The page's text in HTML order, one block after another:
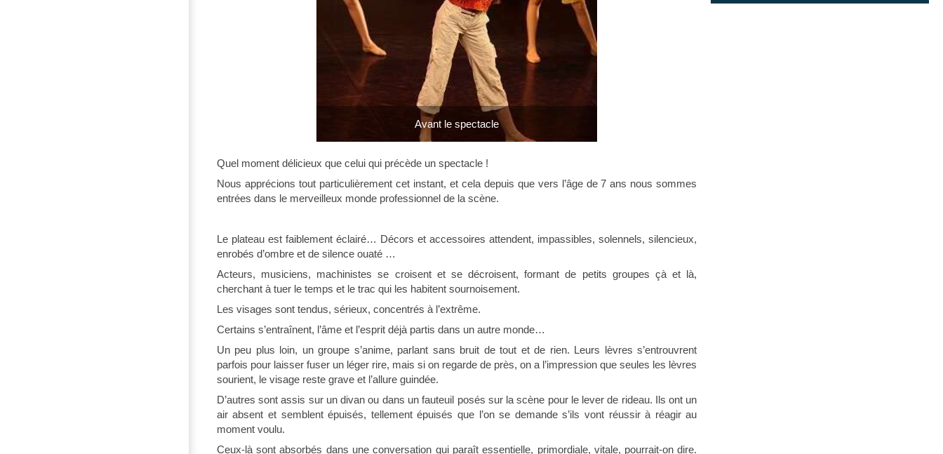
Avant le spectacle
Quel moment délicieux que celui qui précède un spectacle !
Nous apprécions tout particulièrement cet instant, et cela depuis que vers l’âge de 7 ans nous sommes
entrées dans le merveilleux monde professionnel de la scène.
Le plateau est faiblement éclairé… Décors et accessoires attendent, impassibles, solennels, silencieux,
enrobés d’ombre et de silence ouaté …
Acteurs, musiciens, machinistes se croisent et se décroisent, formant de petits groupes çà et là,
cherchant à tuer le temps et le trac qui les habitent sournoisement.
Les visages sont tendus, sérieux, concentrés à l’extrême.
Certains s’entraînent, l’âme et l’esprit déjà partis dans un autre monde…
Un peu plus loin, un groupe s’anime, parlant sans bruit de tout et de rien. Leurs lèvres s’entrouvrent
parfois pour laisser fuser un léger rire, mais si on regarde de près, on a l’impression que seules les lèvres
sourient, le visage reste grave et l’allure guindée.
D’autres sont assis sur un divan ou dans un fauteuil posés sur la scène pour le lever de rideau. Ils ont un
air absent et semblent épuisés, tellement épuisés que l’on se demande s’ils vont réussir à réagir au
moment voulu.
Ceux-là sont absorbés dans une conversation qui paraît essentielle, primordiale, vitale, pourrait-on dire.